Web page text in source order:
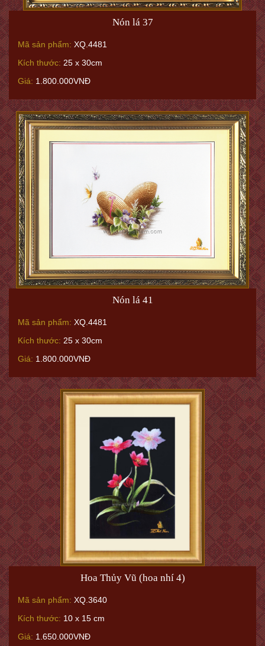
Nón lá 37
Mã sản phẩm: XQ.4481
Kích thước: 25 x 30cm
Giá: 1.800.000VNĐ
Nón lá 41
Mã sản phẩm: XQ.4481
Kích thước: 25 x 30cm
Giá: 1.800.000VNĐ
Hoa Thủy Vũ (hoa nhí 4)
Mã sản phẩm: XQ.3640
Kích thước: 10 x 15 cm
Giá: 1.650.000VNĐ